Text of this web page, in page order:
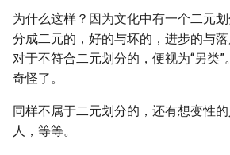
为什么这样？因为文化中有一个二元
分成二元的，好的与坏的，进步的与落
对于不符合二元划分的，便视为“另类
奇怪了。
同样不属于二元划分的，还有想变性
人，等等。